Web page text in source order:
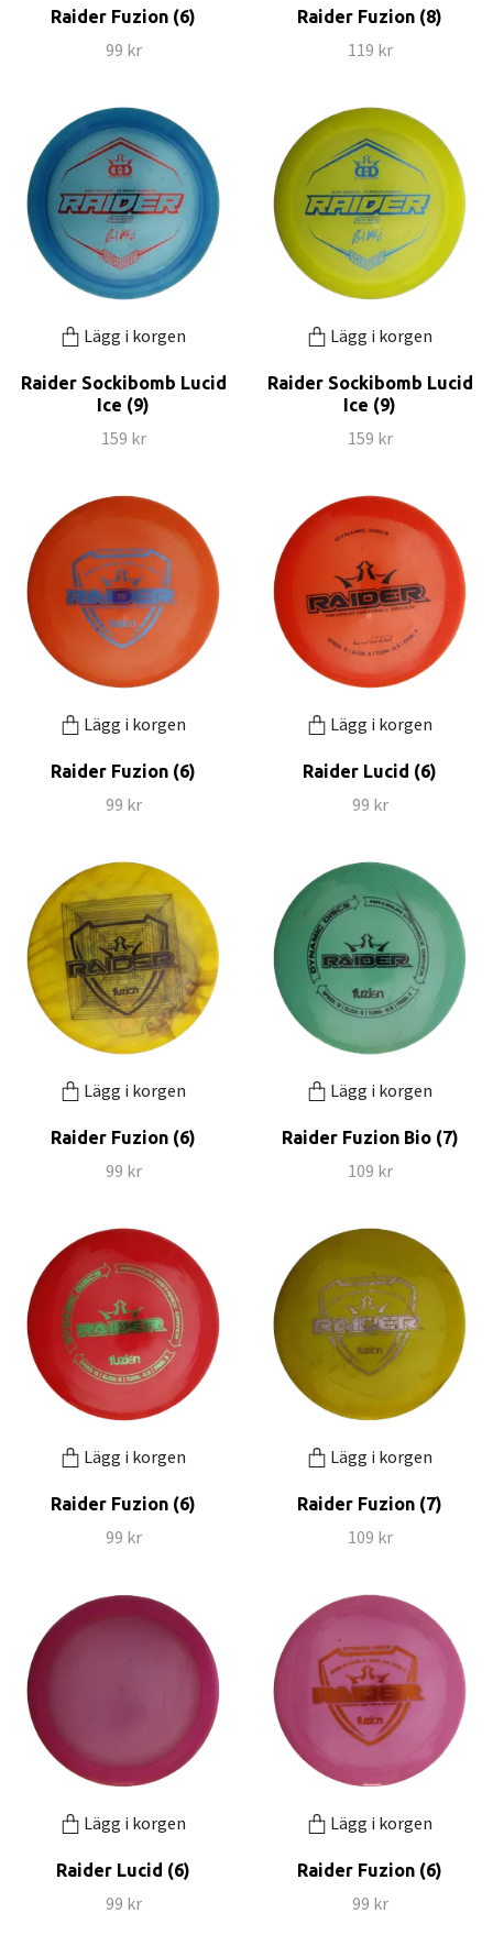
Raider Fuzion (6)
99 kr
Raider Fuzion (8)
119 kr
Lägg i korgen
Raider Sockibomb Lucid
Ice (9)
159 kr
Lägg i korgen
Raider Sockibomb Lucid
Ice (9)
159 kr
Lägg i korgen
Raider Fuzion (6)
99 kr
Lägg i korgen
Raider Lucid (6)
99 kr
Lägg i korgen
Raider Fuzion (6)
99 kr
Lägg i korgen
Raider Fuzion Bio (7)
109 kr
Lägg i korgen
Raider Fuzion (6)
99 kr
Lägg i korgen
Raider Fuzion (7)
109 kr
Lägg i korgen
Raider Lucid (6)
99 kr
Lägg i korgen
Raider Fuzion (6)
99 kr